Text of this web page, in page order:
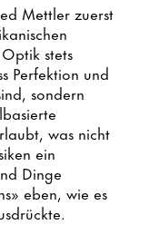
Mettler zuerst
stets
Perfektion und
sondern
was nicht
ein
Dinge
eben, wie es